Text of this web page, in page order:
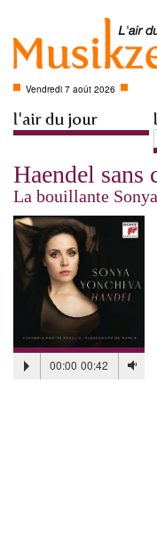
Vendredi 7 août 2026
Haendel sans
La bouillante
00:00 00:42